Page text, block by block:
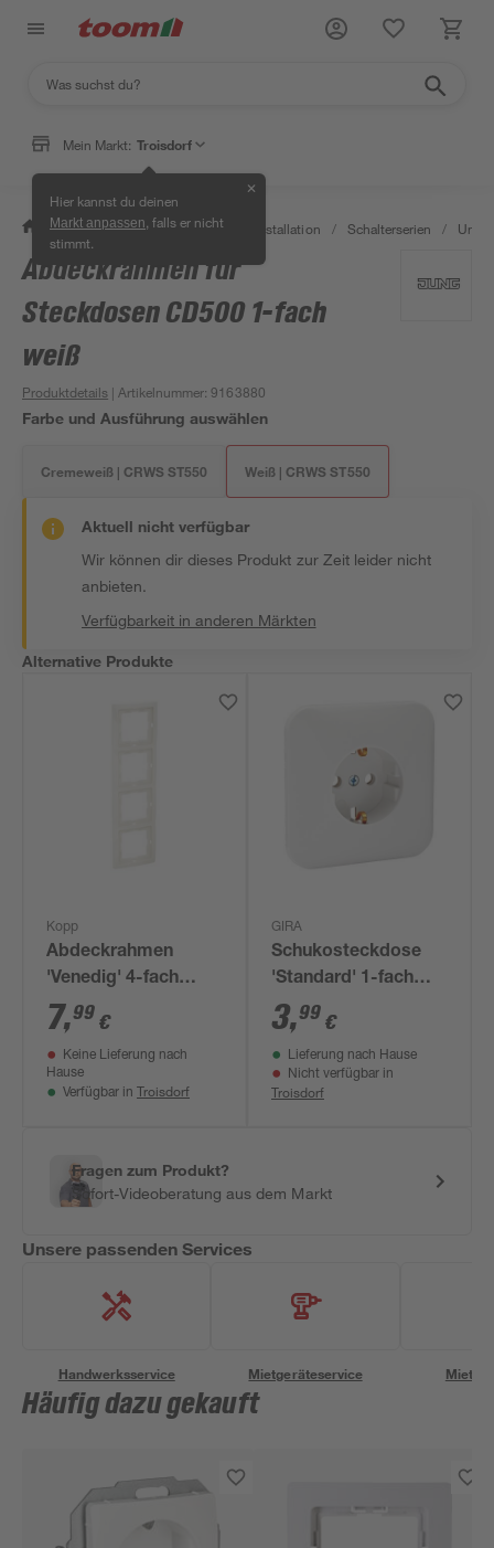
Mein Markt: Troisdorf
Hier kannst du deinen
Markt anpassen , falls er nicht
stimmt.
✕
/ Bauen & Renovieren / Elektroinstallation / Schalterserien /
Abdeckrahmen für
Steckdosen CD500 1-fach
weiß
Produktdetails | Artikelnummer:9163880
Farbe und Ausführung auswählen
Cremeweiß | CRWS ST550 Weiß | CRWS ST550
Aktuell nicht verfügbar
Wir können dir dieses Produkt zur Zeit leider nicht
anbieten.
Verfügbarkeit in anderen Märkten
Alternative Produkte
Kopp
Abdeckrahmen
'Venedig' 4-fach
reinweiß
7,99 €
Keine Lieferung nach
Hause
Verfügbar in Troisdorf
GIRA
Schukosteckdose
'Standard' 1-fach
reinweiß
3,99 €
Lieferung nach Hause
Nicht verfügbar in
Troisdorf
Fragen zum Produkt?
Sofort-Videoberatung aus dem Markt
Unsere passenden Services
Handwerksservice Mietgeräteservice
Häufig dazu gekauft